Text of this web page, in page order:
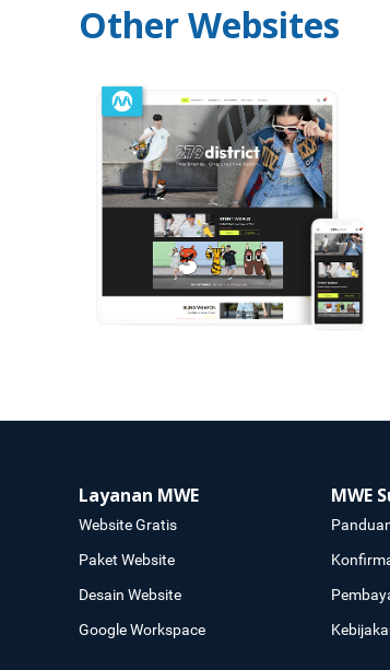
Other Websites
Layanan MWE
Website Gratis
Paket Website
Desain Website
Google Workspace
MWE